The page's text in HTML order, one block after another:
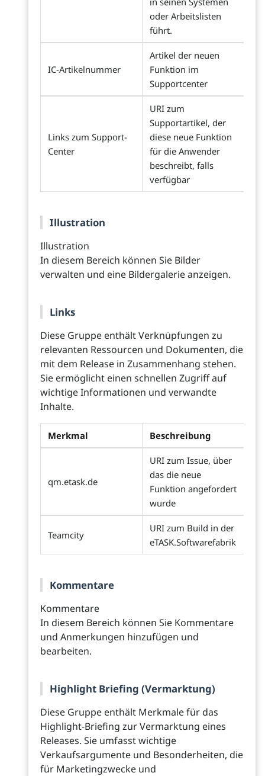
oder Arbeitslisten
führt.
IC-Artikelnummer
Artikel der neuen
Funktion im
Supportcenter
Links zum Support-
Center
URI zum
Supportartikel, der
diese neue Funktion
für die Anwender
beschreibt, falls
verfügbar
Illustration
Illustration
In diesem Bereich können Sie Bilder
verwalten und eine Bildergalerie anzeigen.
Links
Diese Gruppe enthält Verknüpfungen zu
relevanten Ressourcen und Dokumenten, die
mit dem Release in Zusammenhang stehen.
Sie ermöglicht einen schnellen Zugriff auf
wichtige Informationen und verwandte
Inhalte.
Merkmal Beschreibung
qm.etask.de
URI zum Issue, über
das die neue
Funktion angefordert
wurde
Teamcity
URI zum Build in der
eTASK.Softwarefabrik
Kommentare
Kommentare
In diesem Bereich können Sie Kommentare
und Anmerkungen hinzufügen und
bearbeiten.
Highlight Briefing (Vermarktung)
Diese Gruppe enthält Merkmale für das
Highlight-Briefing zur Vermarktung eines
Releases. Sie umfasst wichtige
Verkaufsargumente und Besonderheiten, die
für Marketingzwecke und